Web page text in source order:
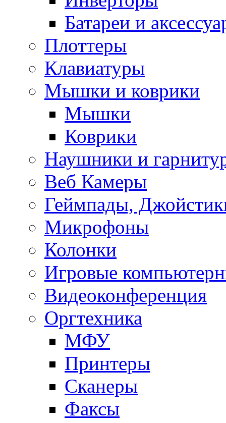
Батареи и
Плоттеры
Клавиатуры
Мышки и коврики
Мышки
Коврики
Наушники и
Веб Камеры
Геймпады,
Микрофоны
Колонки
Игровые
Видеоконференция
Оргтехника
МФУ
Принтеры
Сканеры
Факсы